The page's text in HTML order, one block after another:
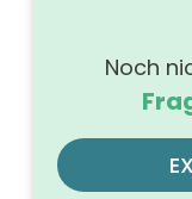
Ausführung
Werkstoff der
Farbe des
Oberfläche
Noch